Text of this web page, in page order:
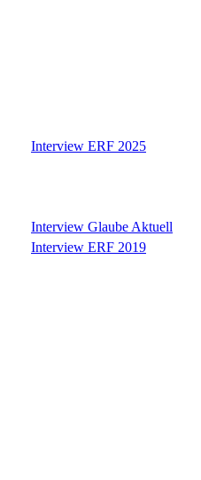
Interview ERF 2025
Interview Glaube Aktuell
Interview ERF 2019